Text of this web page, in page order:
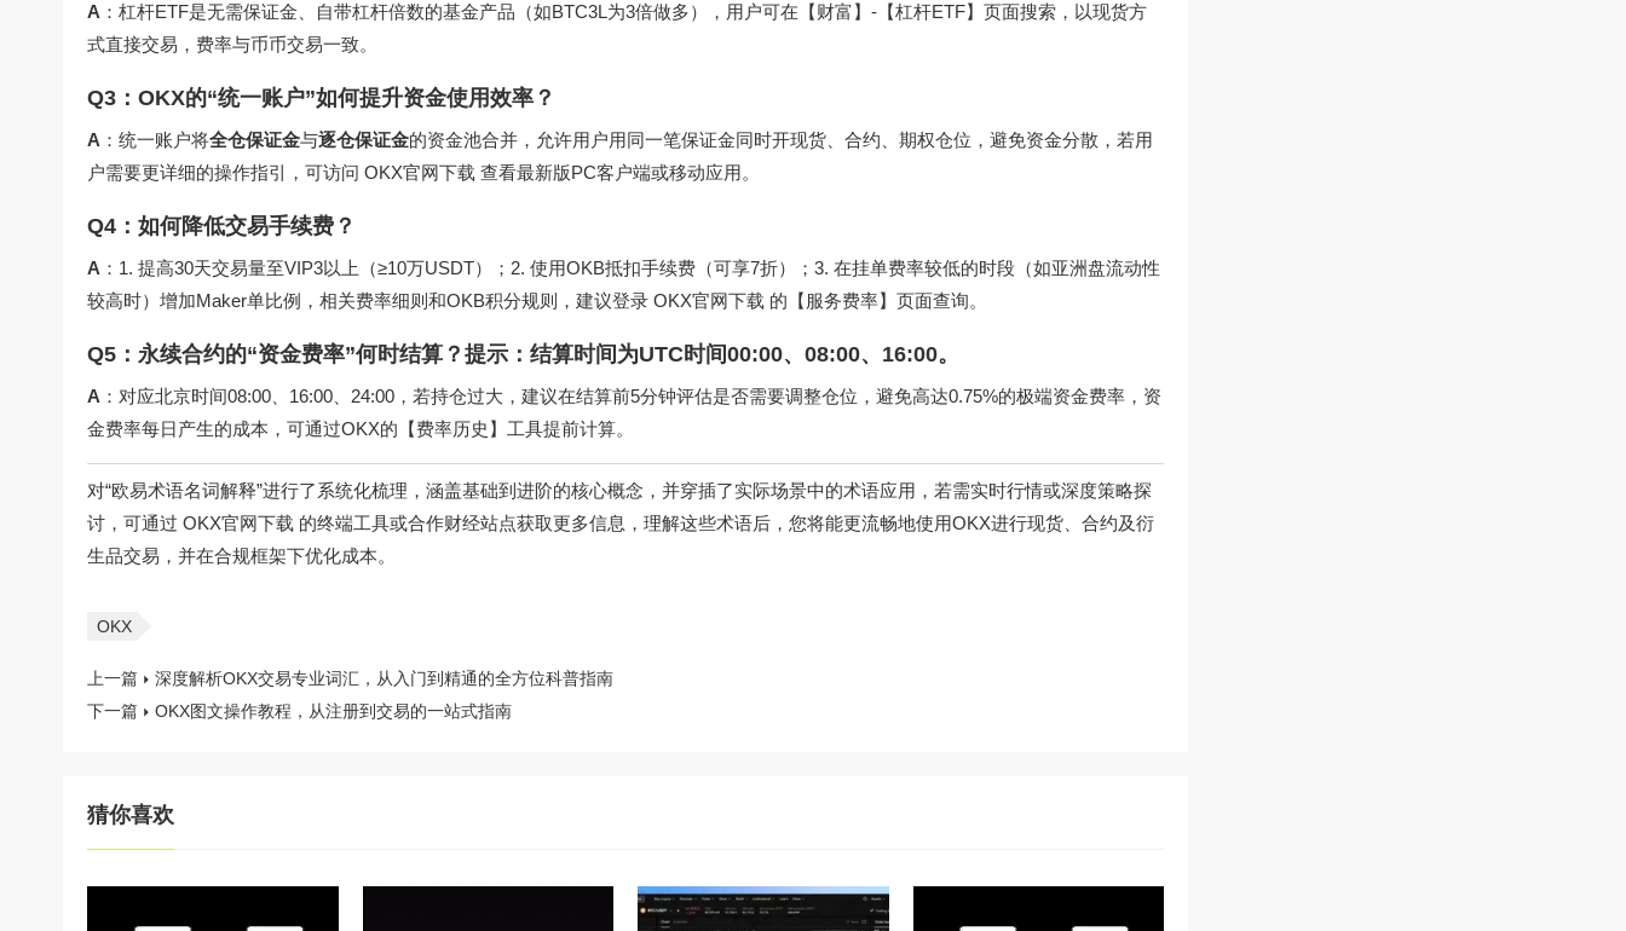
A ：杠杆ETF是无需保证金、自带杠杆倍数的基金产品（如BTC3L为3倍做多），用户可在【财富】-【杠杆ETF】页面搜索，以现货方
式直接交易，费率与币币交易一致。
Q3：OKX的“统一账户”如何提升资金使用效率？
A ：统一账户将全仓保证金与逐仓保证金的资金池合并，允许用户用同一笔保证金同时开现货、合约、期权仓位，避免资金分散，若用
户需要更详细的操作指引，可访问 OKX官网下载 查看最新版PC客户端或移动应用。
Q4：如何降低交易手续费？
A ：1. 提高30天交易量至VIP3以上（≥10万USDT）；2. 使用OKB抵扣手续费（可享7折）；3. 在挂单费率较低的时段（如亚洲盘流动性
较高时）增加Maker单比例，相关费率细则和OKB积分规则，建议登录 OKX官网下载 的【服务费率】页面查询。
Q5：永续合约的“资金费率”何时结算？提示：结算时间为UTC时间00:00、08:00、16:00。
A ：对应北京时间08:00、16:00、24:00，若持仓过大，建议在结算前5分钟评估是否需要调整仓位，避免高达0.75%的极端资金费率，资
金费率每日产生的成本，可通过OKX的【费率历史】工具提前计算。
对“欧易术语名词解释”进行了系统化梳理，涵盖基础到进阶的核心概念，并穿插了实际场景中的术语应用，若需实时行情或深度策略探
讨，可通过 OKX官网下载 的终端工具或合作财经站点获取更多信息，理解这些术语后，您将能更流畅地使用OKX进行现货、合约及衍
生品交易，并在合规框架下优化成本。
OKX
上一篇
深度解析OKX交易专业词汇，从入门到精通的全方位科普指南
下一篇
OKX图文操作教程，从注册到交易的一站式指南
猜你喜欢